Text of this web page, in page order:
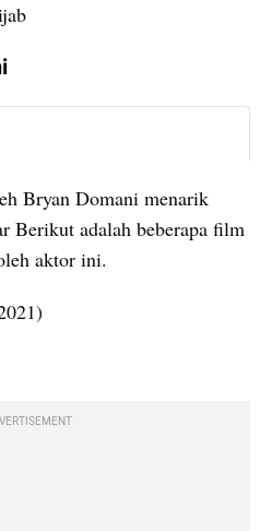
Bryan Domani menarik
Berikut adalah beberapa film
aktor ini.